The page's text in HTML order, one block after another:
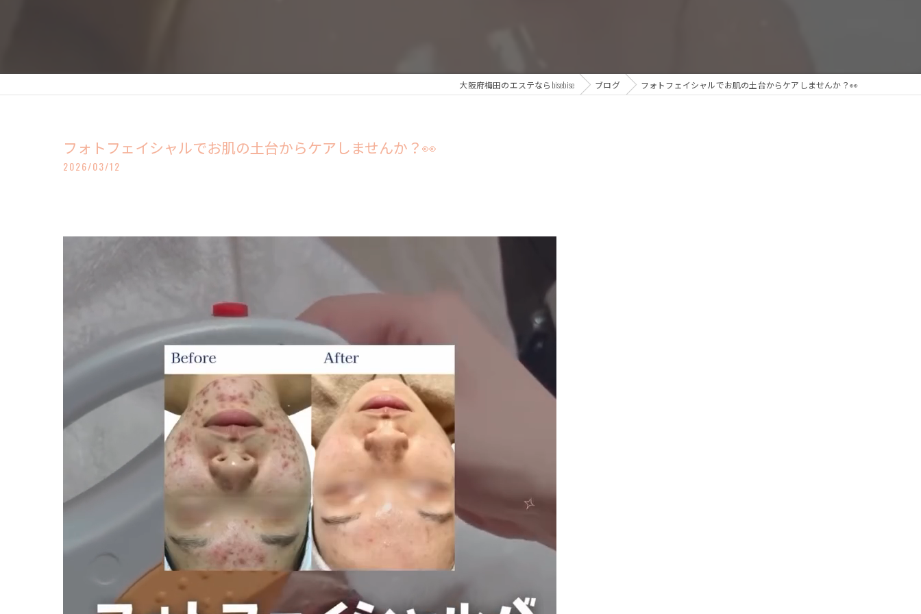
大阪府梅田のエステならbisebise ブログ フォトフェイシャルでお肌の土台からケアしませんか？👀
フォトフェイシャルでお肌の土台からケアしませんか？👀
2026/03/12